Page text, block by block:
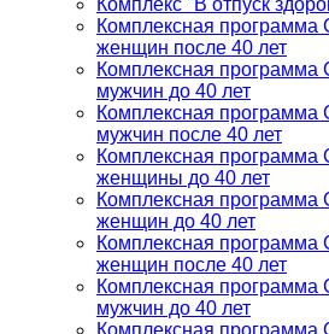
Комплекс "В отпуск
Комплексная программа
женщин после 40 лет
Комплексная программа
мужчин до 40 лет
Комплексная программа
мужчин после 40 лет
Комплексная программа
женщины до 40 лет
Комплексная программа
женщин до 40 лет
Комплексная программа
женщин после 40 лет
Комплексная программа
мужчин до 40 лет